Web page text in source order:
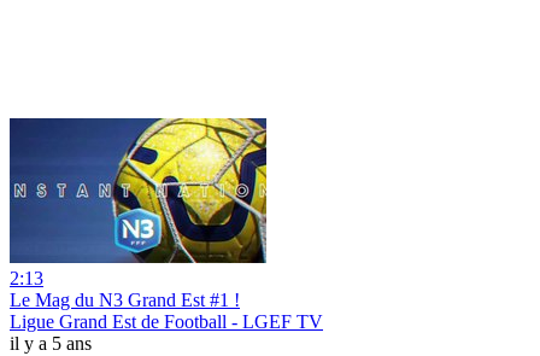
2:13
Le Mag du N3 Grand Est #1 !
Ligue Grand Est de Football - LGEF TV
il y a 5 ans